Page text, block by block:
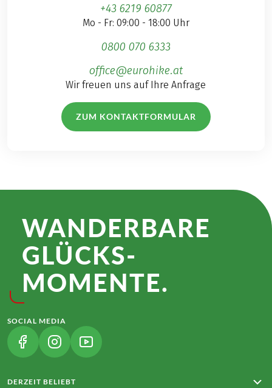
+43 6219 60877
Mo - Fr: 09:00 - 18:00 Uhr
0800 070 6333
office@eurohike.at
Wir freuen uns auf Ihre Anfrage
ZUM KONTAKTFORMULAR
WANDER­BARE
GLÜCKS­
MOMENTE.
SOCIAL MEDIA
(LINK ÖFFNET IN NEUEM TAB)
(LINK ÖFFNET IN NEUEM TAB)
(LINK ÖFFNET IN NEUEM TAB)
DERZEIT BELIEBT